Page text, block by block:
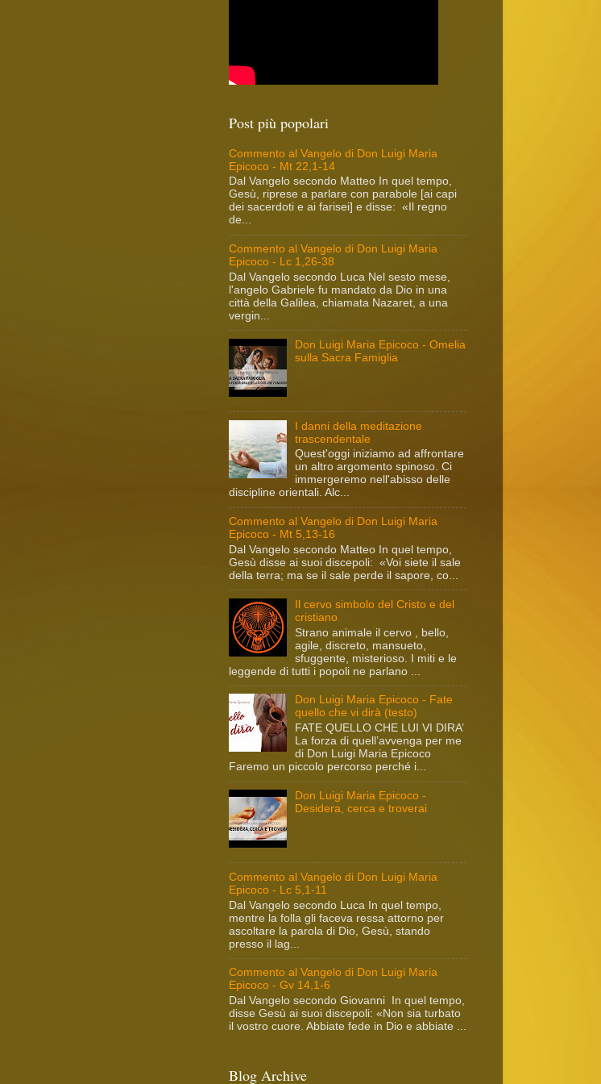
Post più popolari
Commento al Vangelo di Don Luigi Maria
Epicoco - Mt 22,1-14
Dal Vangelo secondo Matteo In quel tempo,
Gesù, riprese a parlare con parabole [ai capi
dei sacerdoti e ai farisei] e disse: «Il regno
de...
Commento al Vangelo di Don Luigi Maria
Epicoco - Lc 1,26-38
Dal Vangelo secondo Luca Nel sesto mese,
l'angelo Gabriele fu mandato da Dio in una
città della Galilea, chiamata Nazaret, a una
vergin...
Don Luigi Maria Epicoco - Omelia
sulla Sacra Famiglia
I danni della meditazione
trascendentale
Quest'oggi iniziamo ad affrontare
un altro argomento spinoso. Ci
immergeremo nell'abisso delle
discipline orientali. Alc...
Commento al Vangelo di Don Luigi Maria
Epicoco - Mt 5,13-16
Dal Vangelo secondo Matteo In quel tempo,
Gesù disse ai suoi discepoli: «Voi siete il sale
della terra; ma se il sale perde il sapore, co...
Il cervo simbolo del Cristo e del
cristiano
Strano animale il cervo , bello,
agile, discreto, mansueto,
sfuggente, misterioso. I miti e le
leggende di tutti i popoli ne parlano ...
Don Luigi Maria Epicoco - Fate
quello che vi dirà (testo)
FATE QUELLO CHE LUI VI DIRA’
La forza di quell’avvenga per me
di Don Luigi Maria Epicoco
Faremo un piccolo percorso perché i...
Don Luigi Maria Epicoco -
Desidera, cerca e troverai
Commento al Vangelo di Don Luigi Maria
Epicoco - Lc 5,1-11
Dal Vangelo secondo Luca In quel tempo,
mentre la folla gli faceva ressa attorno per
ascoltare la parola di Dio, Gesù, stando
presso il lag...
Commento al Vangelo di Don Luigi Maria
Epicoco - Gv 14,1-6
Dal Vangelo secondo Giovanni In quel tempo,
disse Gesù ai suoi discepoli: «Non sia turbato
il vostro cuore. Abbiate fede in Dio e abbiate ...
Blog Archive